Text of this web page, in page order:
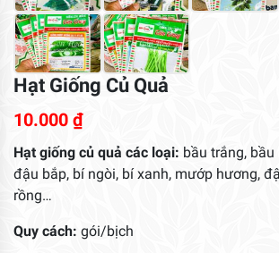
Hạt Giống Củ Quả
10.000 ₫
Hạt giống củ quả các loại: bầu trắng, bầu
đậu bắp, bí ngòi, bí xanh, mướp hương,
rồng…
Quy cách: gói/bịch